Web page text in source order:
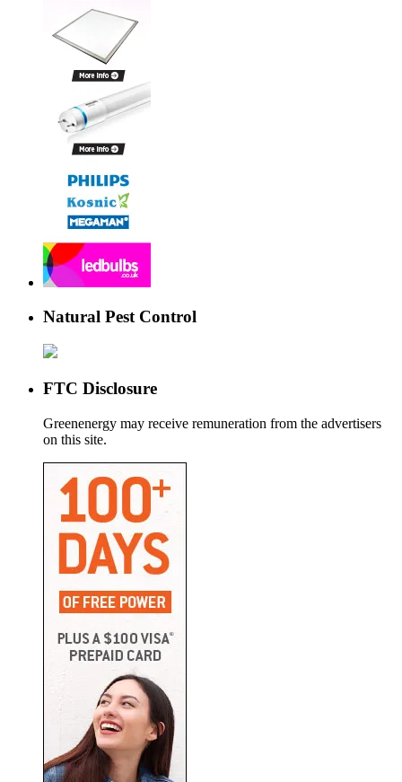
Natural Pest Control
FTC Disclosure
Greenenergy may receive remuneration from the advertisers
on this site.